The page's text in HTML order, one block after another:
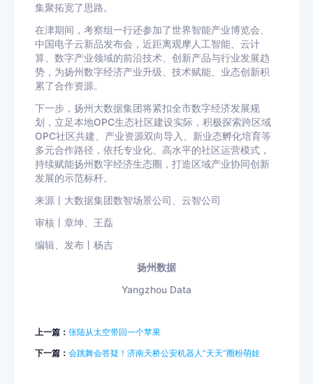
集聚拓宽了思路。
在津期间，考察组一行还参加了世界智能产业博览会、
中国电子云新品发布会，近距离观摩人工智能、云计
算、数字产业领域的前沿技术、创新产品与行业发展趋
势，为扬州数字经济产业升级、技术赋能、业态创新积
累了合作资源。
下一步，扬州大数据集团将紧扣全市数字经济发展规
划，立足本地OPC生态社区建设实际，积极探索跨区域
OPC社区共建、产业资源双向导入、新业态孵化培育等
多元合作路径，依托专业化、高水平的社区运营模式，
持续赋能扬州数字经济生态圈，打造区域产业协同创新
发展的示范标杆。
来源丨大数据集团数智场景公司、云智公司
审核丨章坤 、王磊
编辑、发布丨杨吉
扬州数据
Yangzhou Data
上一篇： 张陆从太空带回一个苹果
下一篇： 会跳舞会答疑！济南天桥公安机器人“天天”圈粉萌娃